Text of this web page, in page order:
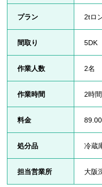
プラン 2tロ
間取り 5DK
作業人数 2名
作業時間 2時間
料金
処分品 冷蔵
担当営業所 大阪